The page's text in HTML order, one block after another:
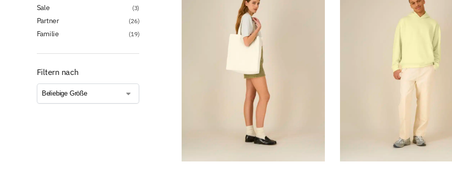
Sale (3)
Partner (26)
Familie (19)
Filtern nach